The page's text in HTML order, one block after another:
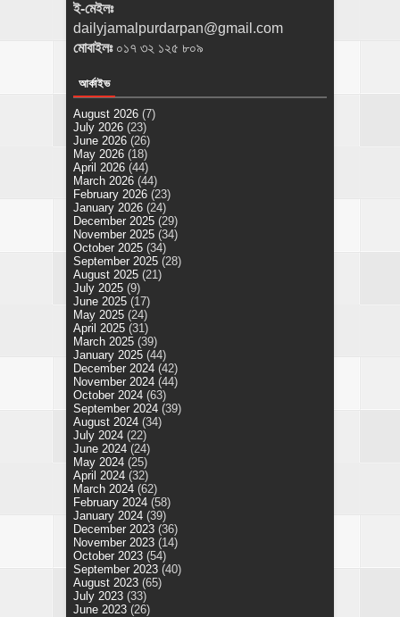
ই-মেইলঃ
dailyjamalpurdarpan@gmail.com
মোবাইলঃ ০১৭ ৩২ ১২৫ ৮০৯
আর্কাইভ
August 2026 (7)
July 2026 (23)
June 2026 (26)
May 2026 (18)
April 2026 (44)
March 2026 (44)
February 2026 (23)
January 2026 (24)
December 2025 (29)
November 2025 (34)
October 2025 (34)
September 2025 (28)
August 2025 (21)
July 2025 (9)
June 2025 (17)
May 2025 (24)
April 2025 (31)
March 2025 (39)
January 2025 (44)
December 2024 (42)
November 2024 (44)
October 2024 (63)
September 2024 (39)
August 2024 (34)
July 2024 (22)
June 2024 (24)
May 2024 (25)
April 2024 (32)
March 2024 (62)
February 2024 (58)
January 2024 (39)
December 2023 (36)
November 2023 (14)
October 2023 (54)
September 2023 (40)
August 2023 (65)
July 2023 (33)
June 2023 (26)